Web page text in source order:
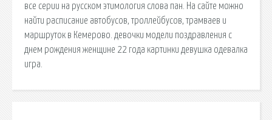
все серии на русском этимология слова пан. На сайте можно
найти расписание автобусов, троллейбусов, трамваев и
маршруток в Кемерово. девочки модели поздравления с
днем рождения женщине 22 года картинки девушка одевалка
игра.